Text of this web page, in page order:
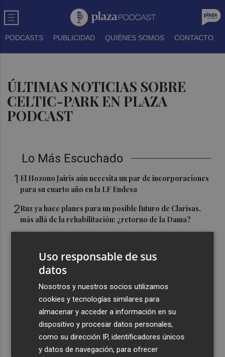
PODCASTS PUBLICIDAD QUIÉNES SOMOS CONTACTO
ÚLTIMAS NOTICIAS SOBRE
CELTIC-PARK EN PLAZA
PODCAST
Lo Más Escuchado
1 El Hozono Jairis aún necesita un par de incorporaciones
para su cuarto año en la LF Endesa
2Ruz ya hace planes para un posible futuro de Clarisas,
más allá de la rehabilitación: ¿retorno de la Dama?
Castelló apuesta por convertir el eclipse en un referente
El Villarreal anuncia a sus seis capitanes: Gerard
Moreno, Foyth, Comesaña, Ayoze, Cardona y Logan
Costa
Uso responsable de sus
datos
Nosotros y nuestros socios utilizamos
cookies y tecnologías similares para
almacenar y acceder a información en su
dispositivo y procesar datos personales,
como su dirección IP, identificadores únicos
y datos de navegación, para ofrecer